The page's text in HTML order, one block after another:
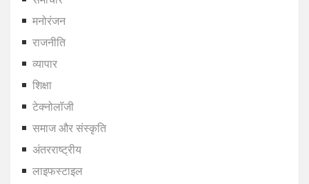
मनोरंजन
राजनीति
व्यापार
शिक्षा
टेक्नोलॉजी
समाज और संस्कृति
अंतरराष्ट्रीय
लाइफस्टाइल